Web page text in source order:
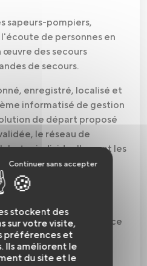
sapeurs-pompiers,
de personnes en
œuvre des secours
de secours.
enregistré, localisé et
informatisé de gestion
de départ proposé
le réseau de
individuellement les
Si des moyens de
le CODIS (Centre
d'Incendie et de
moyens
la montée en puissance
a traité près de 149
stockent des
sur votre visite,
préférences et
Ils améliorent le
du site et le